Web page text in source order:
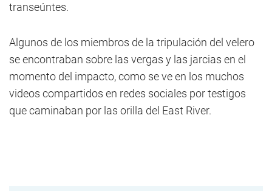
transeúntes.
Algunos de los miembros de la tripulación del velero
se encontraban sobre las vergas y las jarcias en el
momento del impacto, como se ve en los muchos
videos compartidos en redes sociales por testigos
que caminaban por las orilla del East River.